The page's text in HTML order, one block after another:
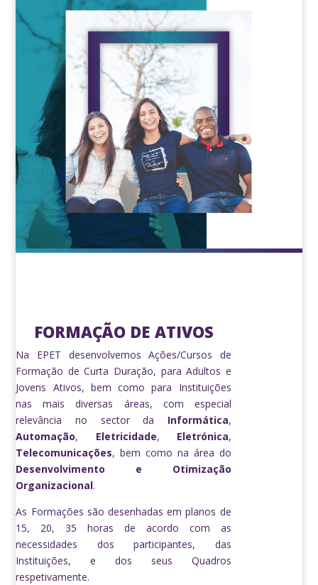
FORMAÇÃO DE ATIVOS
Na EPET desenvolvemos Ações/Cursos de
Formação de Curta Duração, para Adultos e
Jovens Ativos, bem como para Instituições
nas mais diversas áreas, com especial
relevância no sector da Informática,
Automação, Eletricidade, Eletrónica,
Telecomunicações, bem como na área do
Desenvolvimento e Otimização
Organizacional.
As Formações são desenhadas em planos de
15, 20, 35 horas de acordo com as
necessidades dos participantes, das
Instituições, e dos seus Quadros
respetivamente.